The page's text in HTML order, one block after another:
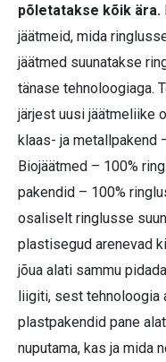
põletatakse kõik ära.
jäätmeid, mida
jäätmed suunatakse
tänase tehnoloogiaga.
järjest uusi jäätmeliike
klaas- ja metallpakend
Biojäätmed – 100%
pakendid – 100%
osaliselt ringlusse
plastisegud arenevad
jõua alati sammu
liigiti, sest tehnoloogia
plastpakendid pane
nuputama, kas ja mida